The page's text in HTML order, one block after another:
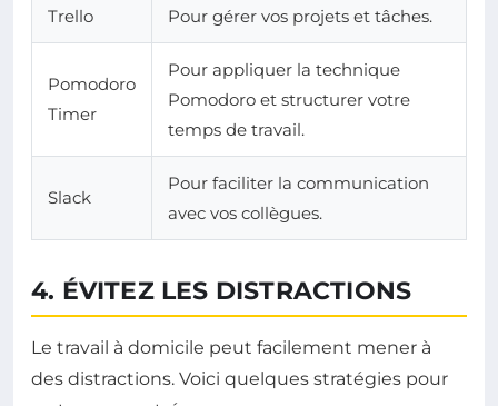
Trello Pour gérer vos projets et tâches.
Pomodoro
Timer
Pour appliquer la technique
Pomodoro et structurer votre
temps de travail.
Slack
Pour faciliter la communication
avec vos collègues.
4. ÉVITEZ LES DISTRACTIONS
Le travail à domicile peut facilement mener à
des distractions. Voici quelques stratégies pour